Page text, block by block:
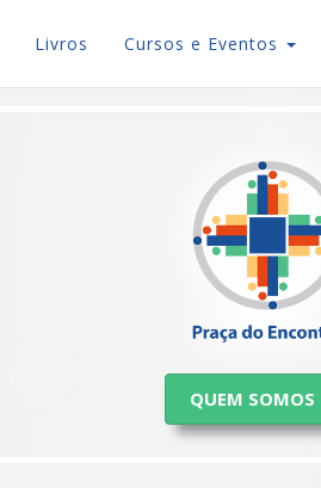
Livros Cursos e Eventos
QUEM SOMOS